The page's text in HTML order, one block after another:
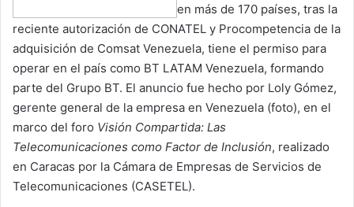
en más de 170 países, tras la
reciente autorización de CONATEL y Procompetencia de la
adquisición de Comsat Venezuela, tiene el permiso para
operar en el país como BT LATAM Venezuela, formando
parte del Grupo BT. El anuncio fue hecho por Loly Gómez,
gerente general de la empresa en Venezuela (foto), en el
marco del foro Visión Compartida: Las
Telecomunicaciones como Factor de Inclusión, realizado
en Caracas por la Cámara de Empresas de Servicios de
Telecomunicaciones (CASETEL).